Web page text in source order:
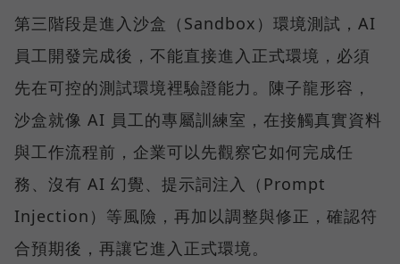
第三階段是進入沙盒（Sandbox）環境測試，AI
員工開發完成後，不能直接進入正式環境，必須
先在可控的測試環境裡驗證能力。陳子龍形容，
沙盒就像 AI 員工的專屬訓練室，在接觸真實資料
與工作流程前，企業可以先觀察它如何完成任
務、沒有 AI 幻覺、提示詞注入（Prompt
Injection）等風險，再加以調整與修正，確認符
合預期後，再讓它進入正式環境。